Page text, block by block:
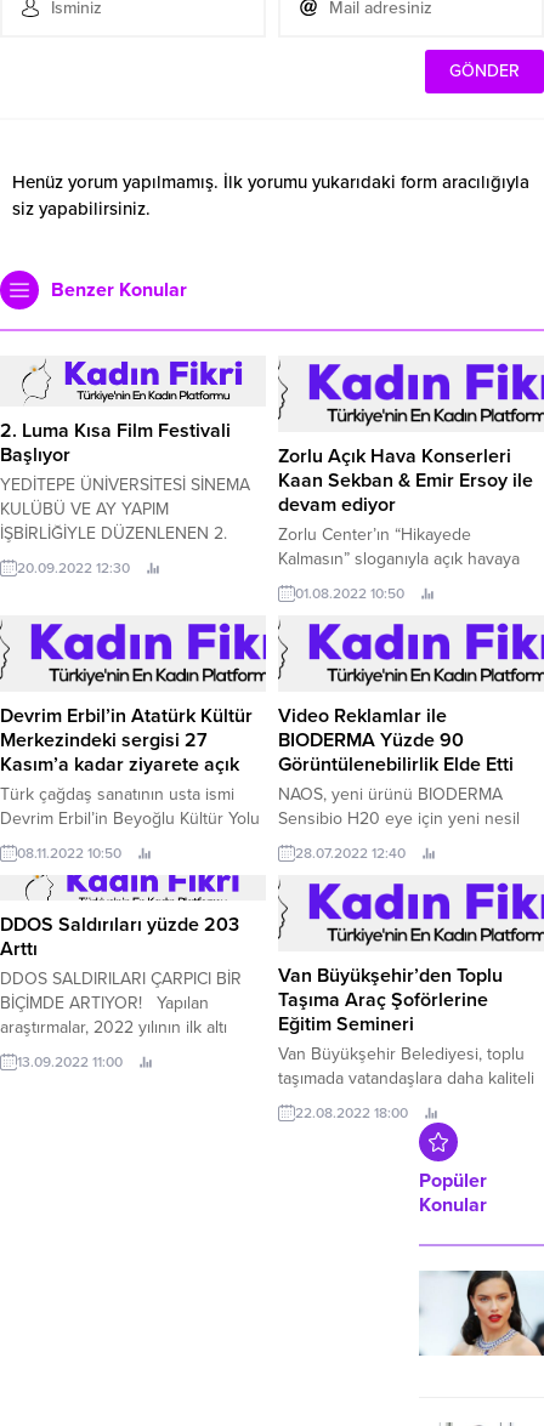
Henüz yorum yapılmamış. İlk yorumu yukarıdaki form aracılığıyla
siz yapabilirsiniz.
Benzer Konular
2. Luma Kısa Film Festivali
Başlıyor
YEDİTEPE ÜNİVERSİTESİ SİNEMA
KULÜBÜ VE AY YAPIM
İŞBİRLİĞİYLE DÜZENLENEN 2.
20.09.2022 12:30
Zorlu Açık Hava Konserleri
Kaan Sekban & Emir Ersoy ile
devam ediyor
Zorlu Center’ın “Hikayede
Kalmasın” sloganıyla açık havaya
özel hazırladığı konser serisi, Emir
Ersoy & Kaan Sekban ile devam
ediyor.
01.08.2022 10:50
Devrim Erbil’in Atatürk Kültür
Merkezindeki sergisi 27
Kasım’a kadar ziyarete açık
Türk çağdaş sanatının usta ismi
Devrim Erbil’in Beyoğlu Kültür Yolu
Festivali kapsamında
sanatseverlerle buluşan “Renkler
ve Teknikler” sergisinin süresi
uzatıldı.
08.11.2022 10:50
Video Reklamlar ile
BIODERMA Yüzde 90
Görüntülenebilirlik Elde Etti
NAOS, yeni ürünü BIODERMA
Sensibio H20 eye için yeni nesil
video reklamları kullanarak yüzde
79,15 VCR ile kampanya sürecini
başarıyla tamamladı 40 yıllık
tecrübesiyle cilt bakım ürünleri
sektöründe öncü olan NAOS, yeni
ürünü BIODERMA Sensibio H20
eye’ın doğru hedef kitleye ulaşarak
marka görünürlüğünü...
28.07.2022 12:40
DDOS Saldırıları yüzde 203
Arttı
DDOS SALDIRILARI ÇARPICI BİR
BİÇİMDE ARTIYOR! Yapılan
araştırmalar, 2022 yılının ilk altı
ayında dünya çapındaki DDoS
saldırılarında ciddi oranda artış
13.09.2022 11:00
Van Büyükşehir’den Toplu
Taşıma Araç Şoförlerine
Eğitim Semineri
Van Büyükşehir Belediyesi, toplu
taşımada vatandaşlara daha kaliteli
hizmet vermek için kendi
bünyesinde görev yapan şoförlere
eğitim vermeye devam ediyor.
22.08.2022 18:00
Popüler
Konular